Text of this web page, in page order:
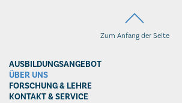
Zum Anfang der Seite
AUSBILDUNGSANGEBOT
ÜBER UNS
FORSCHUNG & LEHRE
KONTAKT & SERVICE